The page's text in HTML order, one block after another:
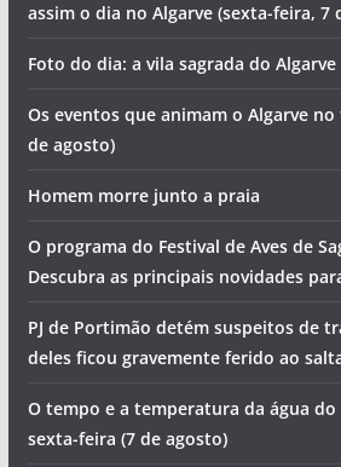
assim o dia no Algarve (sexta-feira, 7
Foto do dia: a vila sagrada do Algarve
Os eventos que animam o Algarve no
de agosto)
Homem morre junto a praia
O programa do Festival de Aves de
Descubra as principais novidades
PJ de Portimão detém suspeitos de
deles ficou gravemente ferido ao
O tempo e a temperatura da água do
sexta-feira (7 de agosto)